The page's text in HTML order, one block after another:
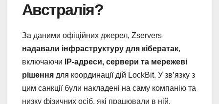
Австралія?
За даними офіційних джерел, Zservers
надавали інфраструктуру для кібератак,
включаючи
IP-адреси, сервери та мережеві
рішення для координації дій LockBit. У зв’язку з
цим санкції були накладені на саму компанію та
низку фізичних осіб, які працювали в ній.